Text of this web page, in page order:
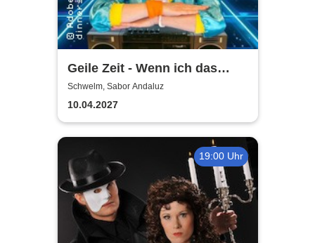
Geile Zeit - Wenn ich das
gewusst hätte
Schwelm, Sabor Andaluz
10.04.2027
19:00 Uhr